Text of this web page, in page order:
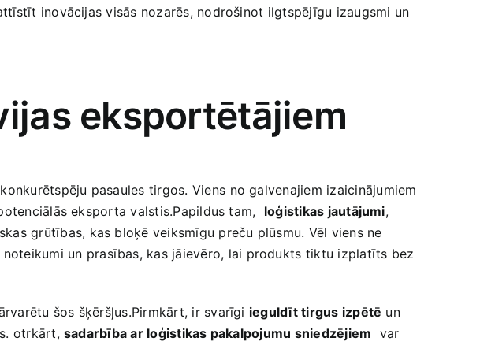
inovācijas visās nozarēs, nodrošinot ilgtspējīgu izaugsmi un
eksportētājiem
pasaules tirgos. Viens ⁢no galvenajiem izaicinājumiem
eksporta valstis.Papildus tam, loģistikas jautājumi,
grūtības, kas bloķē veiksmīgu​ preču plūsmu. Vēl viens ne
un prasības, kas jāievēro, lai produkts ⁢tiktu izplatīts bez
šos šķēršļus.Pirmkārt, ir svarīgi​ ieguldīt ‍tirgus izpētē un
⁤otrkārt, sadarbība ar loģistikas pakalpojumu sniedzējiem ​ var